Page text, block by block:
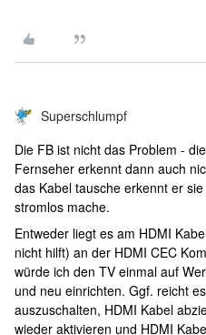
Superschlumpf
Die FB ist nicht das Problem -
Fernseher erkennt dann auch
das Kabel tausche erkennt er
stromlos mache.
Entweder liegt es am HDMI
nicht hilft) an der HDMI CEC
würde ich den TV einmal auf
und neu einrichten. Ggf. reicht
auszuschalten, HDMI Kabel
wieder aktivieren und HDMI